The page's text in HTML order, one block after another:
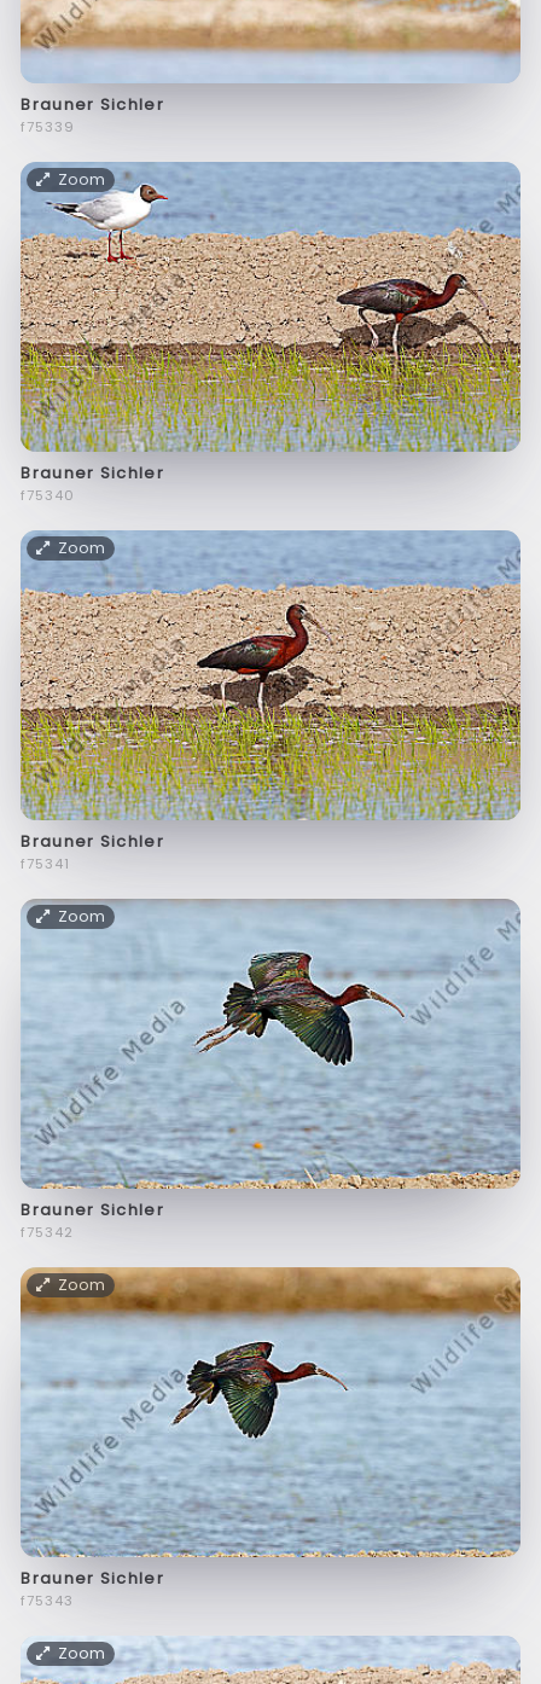
Brauner Sichler
f75339
Zoom
Brauner Sichler
f75340
Zoom
Brauner Sichler
f75341
Zoom
Brauner Sichler
f75342
Zoom
Brauner Sichler
f75343
Zoom